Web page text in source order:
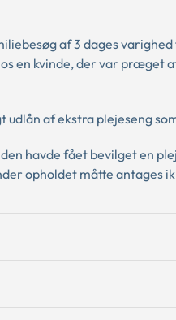
af 3 dages
en kvinde, der var
af ekstra plejeseng
havde fået bevilget en
opholdet måtte